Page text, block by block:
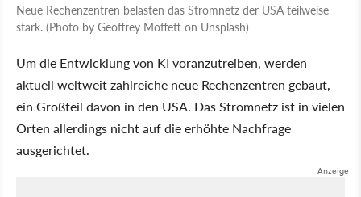
Neue Rechenzentren belasten das Stromnetz der USA teilweise
stark. (Photo by Geoffrey Moffett on Unsplash)
Um die Entwicklung von KI voranzutreiben, werden
aktuell weltweit zahlreiche neue Rechenzentren gebaut,
ein Großteil davon in den USA. Das Stromnetz ist in vielen
Orten allerdings nicht auf die erhöhte Nachfrage
ausgerichtet.